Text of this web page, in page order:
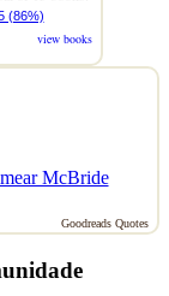
(86%)
view books
McBride
Goodreads Quotes